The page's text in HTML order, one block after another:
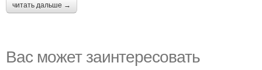
читать дальше →
Вас может заинтересовать